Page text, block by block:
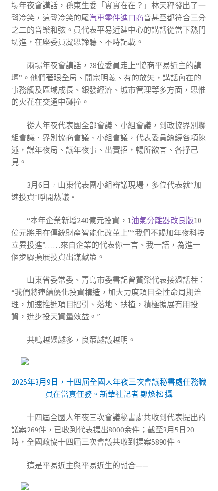
場年夜會講話，孫東生委「實實在在？」林天秤發出了一
聲冷笑，這聲冷笑的尾汽車零件進口商音甚至都符合三分
之二的音樂和弦。員代表平易近建中心的講話從當下熱門
切進，在座委員凝思諦聽、不時記載。
兩場年夜會講話，28位委員走上“協商平易近主的講
壇”。他們著眼全局、開宗明義、有的放矢，講話內在的
事務觸及區域成長、銀發經濟、城市管理等多方面，思惟
的火花在交通中碰撞。
從人年夜代表團全部會議、小組會議，到政協界別聯
組會議、界別協商會議、小組會議，代表委員繚繞各項陳
述，謀年夜局、議年夜事、出實招，暢所欲言、各抒己
見。
3月6日，山東代表團小組審議現場，多位代表就“加
速投資”睜開熱議。
“本年企業新增240億元投資，1油氣分離器改良版10
億元將用在傳統財產智能化改革上”“我們不竭加年夜科技
立異投進”……來自企業的代表你一言、我一語，為進一
個步驟擴展投資出謀獻策。
山東省委常委、青島市委書記曾贊榮代表接過話茬：
“我們將連續優化投資構造，加大力度項目全性命周期治
理，加速推進項目招引、落地、扶植，積極擴展有用投
資，進步投天資量效益。”
共鳴越聚越多，良策越議越明。
2025年3月9日，十四屆全國人年夜三次會議秘書處任務職
員在當真任務。新華社記者 鄭煥松 攝
十四屆全國人年夜三次會議秘書處共收到代表提出的
議案269件，已收到代表提出8000余件；截至3月5日20
時，全國政協十四屆三次會議共收到提案5890件。
這是平易近主與平易近生的融合——